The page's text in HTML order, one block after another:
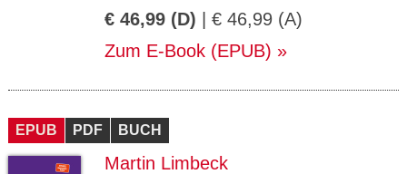
€ 46,99 (D) | € 46,99 (A)
Zum E-Book (EPUB)
EPUB PDF BUCH
Martin Limbeck